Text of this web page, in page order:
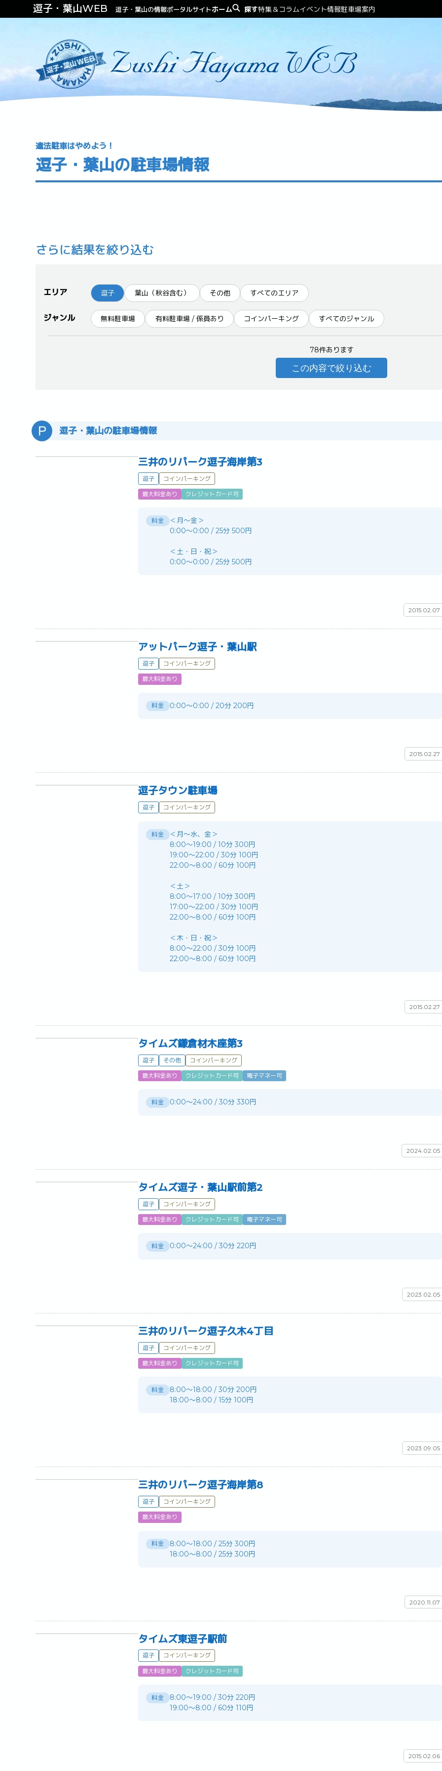
逗子・葉山WEB 逗子・葉山の情報ポータルサイトホーム 探す特集＆コラムイベント情報駐車場案内
違法駐車はやめよう！
逗子・葉山の駐車場情報
さらに結果を絞り込む
エリア 逗子 葉山（秋谷含む） その他 すべてのエリア
ジャンル 無料駐車場 有料駐車場 / 係員あり コインパーキング すべてのジャンル
78件あります
この内容で絞り込む
逗子・葉山の駐車場情報
三井のリパーク逗子海岸第3
逗子 コインパーキング
最大料金あり クレジットカード可
料金
＜月〜金＞
0:00～0:00 / 25分 500円
＜土・日・祝＞
0:00～0:00 / 25分 500円
2015.02.07
アットパーク逗子・葉山駅
逗子 コインパーキング
最大料金あり
料金 0:00～0:00 / 20分 200円
2015.02.27
逗子タウン駐車場
逗子 コインパーキング
料金
＜月～水、金＞
8:00～19:00 / 10分 300円
19:00～22:00 / 30分 100円
22:00～8:00 / 60分 100円
＜土＞
8:00～17:00 / 10分 300円
17:00～22:00 / 30分 100円
22:00～8:00 / 60分 100円
＜木・日・祝＞
8:00～22:00 / 30分 100円
22:00～8:00 / 60分 100円
2015.02.27
タイムズ鎌倉材木座第3
逗子 その他 コインパーキング
最大料金あり クレジットカード可 電子マネー可
料金 0:00～24:00 / 30分 330円
2024.02.05
タイムズ逗子・葉山駅前第2
逗子 コインパーキング
最大料金あり クレジットカード可 電子マネー可
料金 0:00～24:00 / 30分 220円
2023.02.05
三井のリパーク逗子久木4丁目
逗子 コインパーキング
最大料金あり クレジットカード可
料金
8:00〜18:00 / 30分 200円
18:00〜8:00 / 15分 100円
2023.09.05
三井のリパーク逗子海岸第8
逗子 コインパーキング
最大料金あり
料金
8:00〜18:00 / 25分 300円
18:00〜8:00 / 25分 300円
2020.11.07
タイムズ東逗子駅前
逗子 コインパーキング
最大料金あり クレジットカード可
料金
8:00～19:00 / 30分 220円
19:00～8:00 / 60分 110円
2015.02.06
ファッションビューティー不動産（住む・泊まる）